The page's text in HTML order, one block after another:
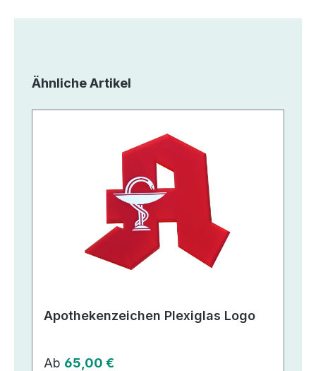
Produktgalerie überspringen
Ähnliche Artikel
Apothekenzeichen Plexiglas Logo
Regulärer Preis:
Ab 65,00 €